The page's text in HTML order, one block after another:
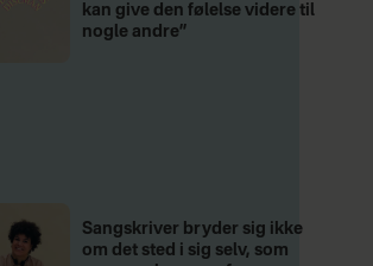
kan give den følelse videre til
nogle andre”
Sangskriver bryder sig ikke
om det sted i sig selv, som